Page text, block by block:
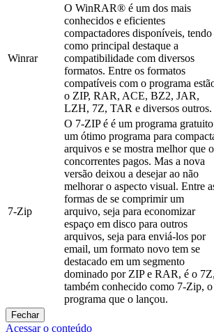
Winrar
O WinRAR® é um dos mais
conhecidos e eficientes
compactadores disponíveis, tendo
como principal destaque a
compatibilidade com diversos
formatos. Entre os formatos
compatíveis com o programa
o ZIP, RAR, ACE, BZ2, JAR,
LZH, 7Z, TAR e diversos outros.
7-Zip
O 7-ZIP é é um programa
um ótimo programa para
arquivos e se mostra melhor que
concorrentes pagos. Mas a nova
versão deixou a desejar ao não
melhorar o aspecto visual. Entre
formas de se comprimir um
arquivo, seja para economizar
espaço em disco para outros
arquivos, seja para enviá-los por
email, um formato novo tem se
destacado em um segmento
dominado por ZIP e RAR, é o 7Z,
também conhecido como 7-Zip, o
programa que o lançou.
Fechar
Acessar o conteúdo